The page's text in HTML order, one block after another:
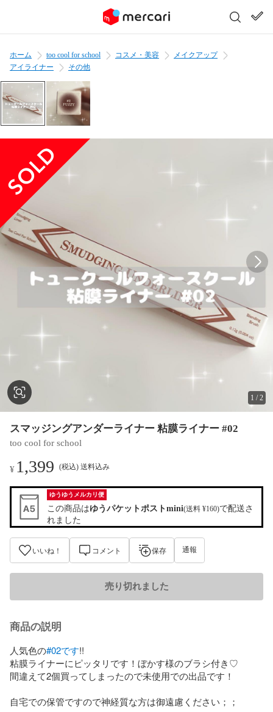
ホーム too cool for school コスメ・美容
メイクアップ
アイライナー
その他
1 /2
スマッジングアンダーライナー 粘膜ライナー #02
too cool for school
¥ 1,399 (税込) 送料込み
ゆうゆうメルカリ便
この商品はゆうパケットポストmini(送料 ¥160)で配送さ
れました
いいね！ コメント 保存 通報
売り切れました
商品の説明
人気色の#02です!!
粘膜ライナーにピッタリです！ぼかす様のブラシ付き♡
間違えて2個買ってしまったので未使用での出品です！
自宅での保管ですので神経質な方は御遠慮ください；；